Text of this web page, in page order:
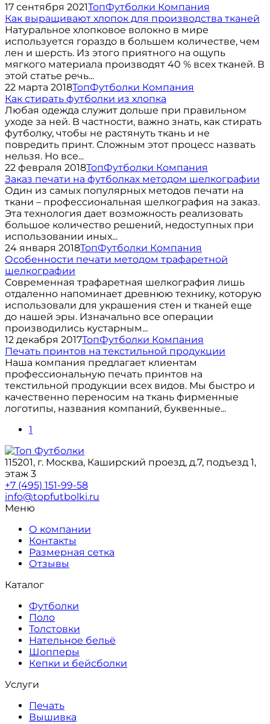
17 сентября 2021ТопФутболки Компания
Как выращивают хлопок для производства тканей
Натуральное хлопковое волокно в мире
используется гораздо в большем количестве, чем
лен и шерсть. Из этого приятного на ощупь
мягкого материала производят 40 % всех тканей. В
этой статье речь...
22 марта 2018ТопФутболки Компания
Как стирать футболки из хлопка
Любая одежда служит дольше при правильном
уходе за ней. В частности, важно знать, как стирать
футболку, чтобы не растянуть ткань и не
повредить принт. Сложным этот процесс назвать
нельзя. Но все...
22 февраля 2018ТопФутболки Компания
Заказ печати на футболках методом шелкографии
Один из самых популярных методов печати на
ткани – профессиональная шелкография на заказ.
Эта технология дает возможность реализовать
большое количество решений, недоступных при
использовании иных...
24 января 2018ТопФутболки Компания
Особенности печати методом трафаретной
шелкографии
Современная трафаретная шелкография лишь
отдаленно напоминает древнюю технику, которую
использовали для украшения стен и тканей еще
до нашей эры. Изначально все операции
производились кустарным...
12 декабря 2017ТопФутболки Компания
Печать принтов на текстильной продукции
Наша компания предлагает клиентам
профессиональную печать принтов на
текстильной продукции всех видов. Мы быстро и
качественно переносим на ткань фирменные
логотипы, названия компаний, буквенные...
1
115201, г. Москва, Каширский проезд, д.7, подъезд 1,
этаж 3
+7 (495) 151-99-58
info@topfutbolki.ru
Меню
О компании
Контакты
Размерная сетка
Отзывы
Каталог
Футболки
Поло
Толстовки
Нательное бельё
Шопперы
Кепки и бейсболки
Услуги
Печать
Вышивка